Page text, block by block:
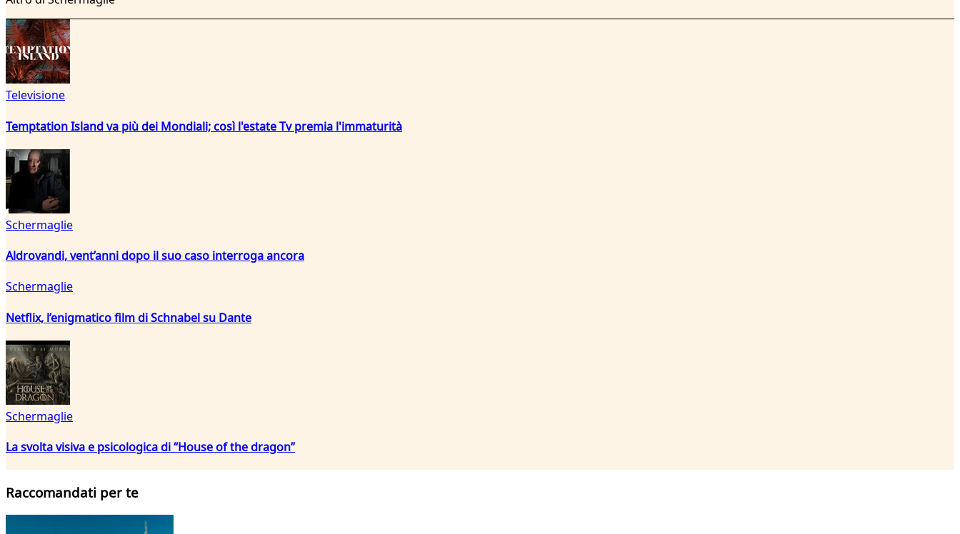
Televisione
Temptation Island va più dei Mondiali; così l'estate Tv premia l'immaturità
Schermaglie
Aldrovandi, vent’anni dopo il suo caso interroga ancora
Schermaglie
Netflix, l’enigmatico film di Schnabel su Dante
Schermaglie
La svolta visiva e psicologica di “House of the dragon”
Raccomandati per te